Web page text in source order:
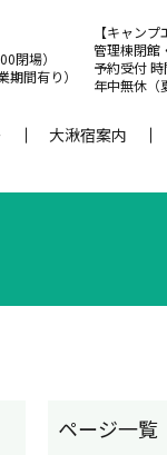
閉場）
間有り）
【キャンプ
管理棟閉館
予約受付
年中無休（
大湫宿案内